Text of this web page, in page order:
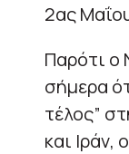
2ας
Παρότι
σήμερα
τέλος”
και